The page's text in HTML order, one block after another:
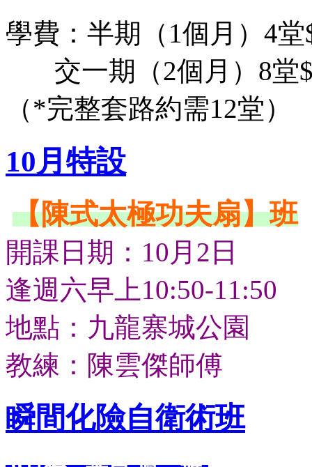
學費：半期（1個月）4堂
交一期（2個月）8堂
（*完整套路約需12堂）
10月特設
【陳式太極功夫扇】班
開課日期：10月2日
逢週六早上10:50-11:50
地點：九龍寨城公園
教練：陳雲傑師傅
瞬間化險自衛術班